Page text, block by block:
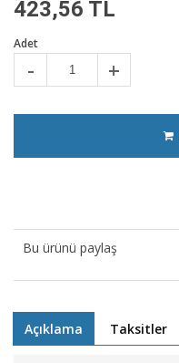
423,56 TL
Adet
- +
Bu ürünü paylaş
Açıklama Taksitler